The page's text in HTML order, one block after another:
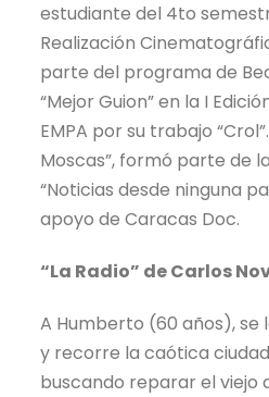
estudiante del 4to
Realización
parte del programa de
“Mejor Guion” en la I
EMPA por su trabajo
Moscas”, formó parte de
“Noticias desde ninguna
apoyo de Caracas Doc.
“La Radio” de Carlos
A Humberto (60 años), se
y recorre la caótica
buscando reparar el viejo